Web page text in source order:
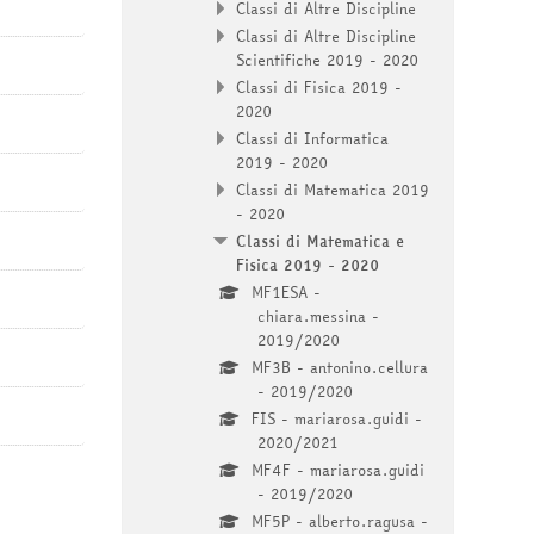
Classi di Altre Discipline
Classi di Altre Discipline
Scientifiche 2019 - 2020
Classi di Fisica 2019 -
2020
Classi di Informatica
2019 - 2020
Classi di Matematica 2019
- 2020
Classi di Matematica e
Fisica 2019 - 2020
MF1ESA -
chiara.messina -
2019/2020
MF3B - antonino.cellura
- 2019/2020
FIS - mariarosa.guidi -
2020/2021
MF4F - mariarosa.guidi
- 2019/2020
MF5P - alberto.ragusa -